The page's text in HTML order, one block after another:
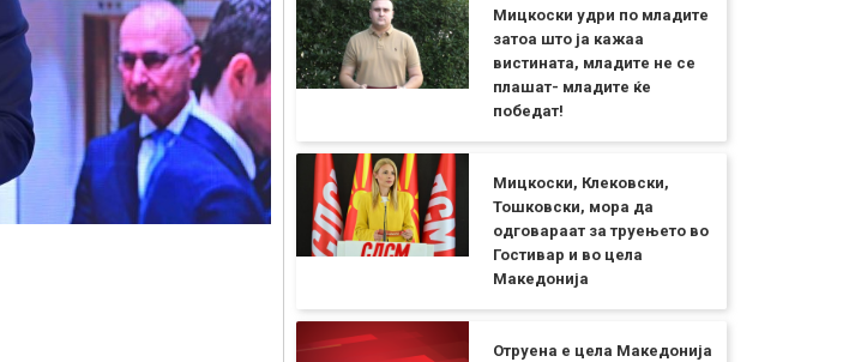
Мицкоски удри по младите
затоа што ја кажаа
вистината, младите не се
плашат- младите ќе
победат!
Мицкоски, Клековски,
Тошковски, мора да
одговараат за труењето во
Гостивар и во цела
Македонија
Отруена е цела Македонија